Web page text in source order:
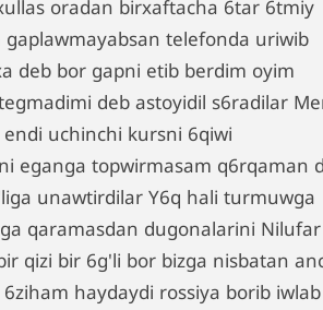
oradan birxaftacha 6tar 6tmiy
telefonda uriwib
deb bor gapni etib berdim oyim
deb astoyidil s6radilar
uchinchi kursni 6qiwi
eganga topwirmasam q6rqaman
unawtirdilar Y6q hali turmuwga
qaramasdan dugonalarini Nilufar
qizi bir 6g'li bor bizga nisbatan
haydaydi rossiya borib iwlab